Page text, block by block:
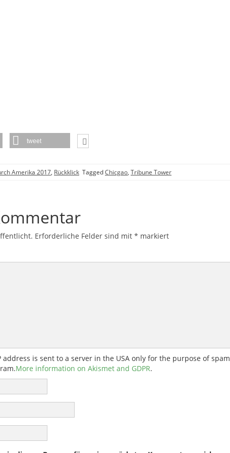
tweet
Amerika 2017, Rückklick TaggedChicgao, Tribune Tower
Erforderliche Felder sind mit * markiert
is sent to a server in the USA only for the purpose of spam
More information on Akismet and GDPR.